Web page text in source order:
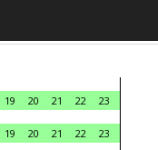
19 20 21 22
23
19 20 21 22
23